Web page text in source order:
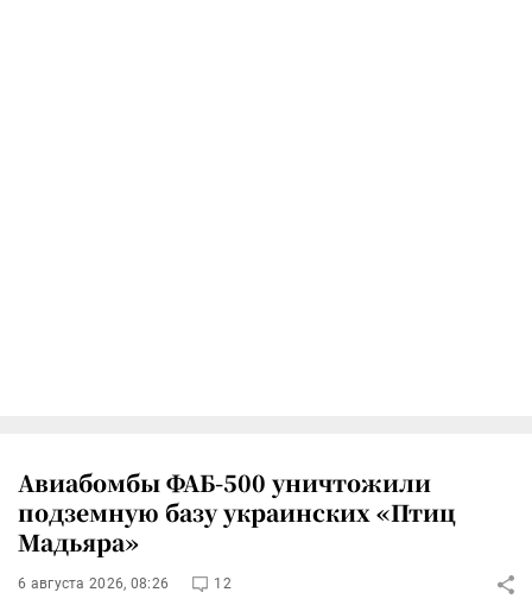
Авиабомбы ФАБ-500 уничтожили
подземную базу украинских «Птиц
Мадьяра»
6 августа 2026, 08:26 12